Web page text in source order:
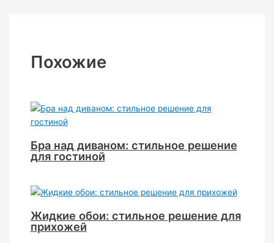
Похожие
Бра над диваном: стильное решение
для гостиной
Жидкие обои: стильное решение для
прихожей